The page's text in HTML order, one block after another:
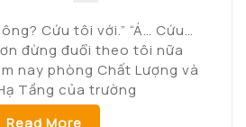
Cứu tôi với.” “Á… Cứu…
đừng đuổi theo tôi nữa
nay phòng Chất Lượng và
Tầng của trường
Read More